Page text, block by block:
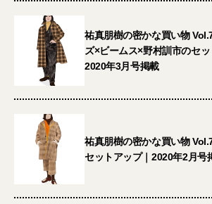
祐真朋樹の密かな買い物
ズ×ビームス×野村訓市のセッ
2020年3月号掲載
祐真朋樹の密かな買い物
セットアップ｜2020年2月号